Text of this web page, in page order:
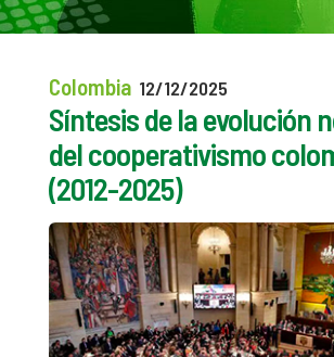
Colombia 12/12/2025
Síntesis de la evolución
del cooperativismo
(2012-2025)